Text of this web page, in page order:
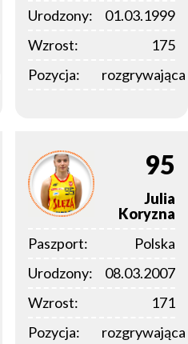
Urodzony:
01.03.1999
Wzrost:
175
Pozycja:
rozgrywająca
95
Julia
Koryzna
Paszport:
Polska
Urodzony:
08.03.2007
Wzrost:
171
Pozycja:
rozgrywająca